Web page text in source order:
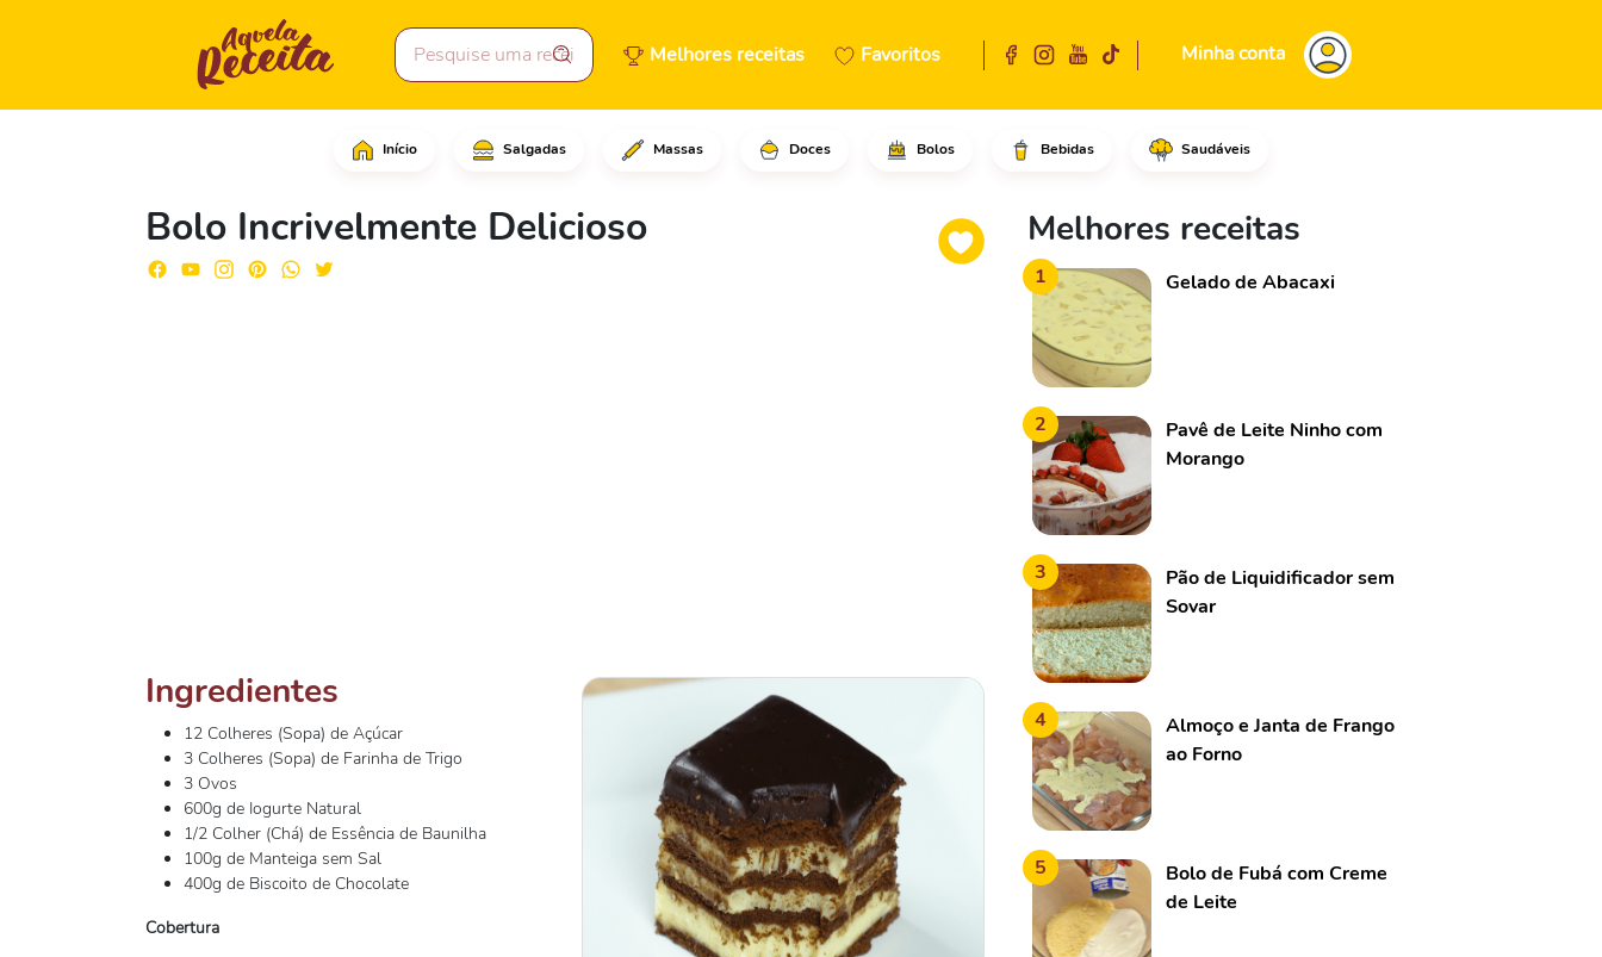
Melhores receitas Favoritos Minha conta
Início Salgadas Massas Doces Bolos Bebidas Saudáveis
Bolo Incrivelmente Delicioso
Em uma panela acrescente o açúcar, os ovos e farinha de trigo, misture tudo
Ingredientes
12 Colheres (Sopa) de Açúcar
3 Colheres (Sopa) de Farinha de Trigo
3 Ovos
600g de Iogurte Natural
1/2 Colher (Chá) de Essência de Baunilha
100g de Manteiga sem Sal
400g de Biscoito de Chocolate
Cobertura
Melhores receitas
1 Gelado de Abacaxi
2
Pavê de Leite Ninho com
Morango
3
Pão de Liquidificador sem
Sovar
4
Almoço e Janta de Frango
ao Forno
5
Bolo de Fubá com Creme
de Leite